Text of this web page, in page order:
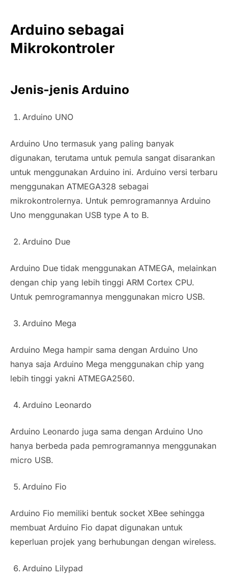
Arduino sebagai
Mikrokontroler
Jenis-jenis Arduino
Arduino UNO
Arduino Uno termasuk yang paling banyak
digunakan, terutama untuk pemula sangat disarankan
untuk menggunakan Arduino ini. Arduino versi terbaru
menggunakan ATMEGA328 sebagai
mikrokontrolernya. Untuk pemrogramannya Arduino
Uno menggunakan USB type A to B.
Arduino Due
Arduino Due tidak menggunakan ATMEGA, melainkan
dengan chip yang lebih tinggi ARM Cortex CPU.
Untuk pemrogramannya menggunakan micro USB.
Arduino Mega
Arduino Mega hampir sama dengan Arduino Uno
hanya saja Arduino Mega menggunakan chip yang
lebih tinggi yakni ATMEGA2560.
Arduino Leonardo
Arduino Leonardo juga sama dengan Arduino Uno
hanya berbeda pada pemrogramannya menggunakan
micro USB.
Arduino Fio
Arduino Fio memiliki bentuk socket XBee sehingga
membuat Arduino Fio dapat digunakan untuk
keperluan projek yang berhubungan dengan wireless.
Arduino Lilypad